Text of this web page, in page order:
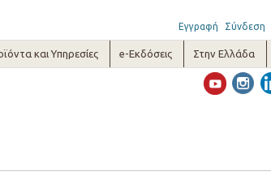
Εγγραφή Σύνδεση
και Υπηρεσίες e-Εκδόσεις Στην Ελλάδα